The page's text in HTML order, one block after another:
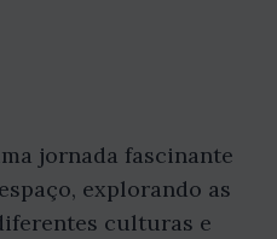
jornada fascinante
explorando as
culturas e